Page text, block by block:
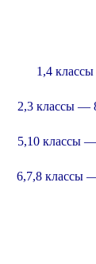
1,4
2,3 классы —
5,10 классы
6,7,8 классы